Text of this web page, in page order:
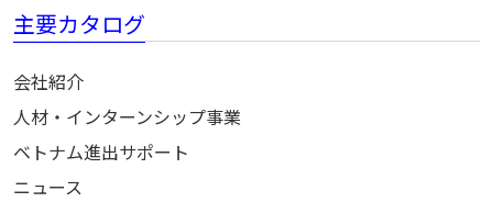
主要カタログ
会社紹介
人材・インターンシップ事業
ベトナム進出サポート
ニュース